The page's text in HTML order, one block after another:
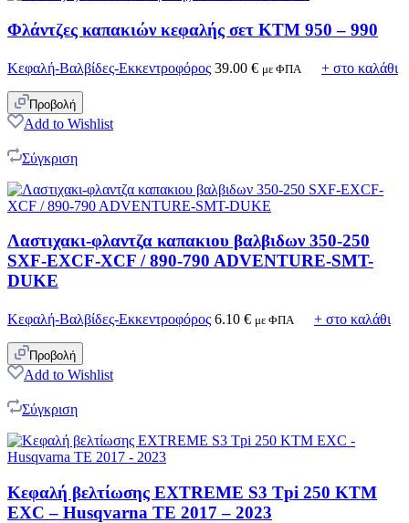
Φλάντζες καπακιών κεφαλής σετ ΚΤΜ 950 – 990
Κεφαλή-Βαλβίδες-Εκκεντροφόρος 39.00 € με ΦΠΑ + στο καλάθι
Προβολή
Add to Wishlist
Σύγκριση
Λαστιχακι-φλαντζα καπακιου βαλβιδων 350-250
SXF-EXCF-XCF / 890-790 ADVENTURE-SMT-
DUKE
Κεφαλή-Βαλβίδες-Εκκεντροφόρος 6.10 € με ΦΠΑ + στο καλάθι
Προβολή
Add to Wishlist
Σύγκριση
Kεφαλή βελτίωσης EXTREME S3 Tpi 250 KTM
EXC – Husqvarna TE 2017 – 2023